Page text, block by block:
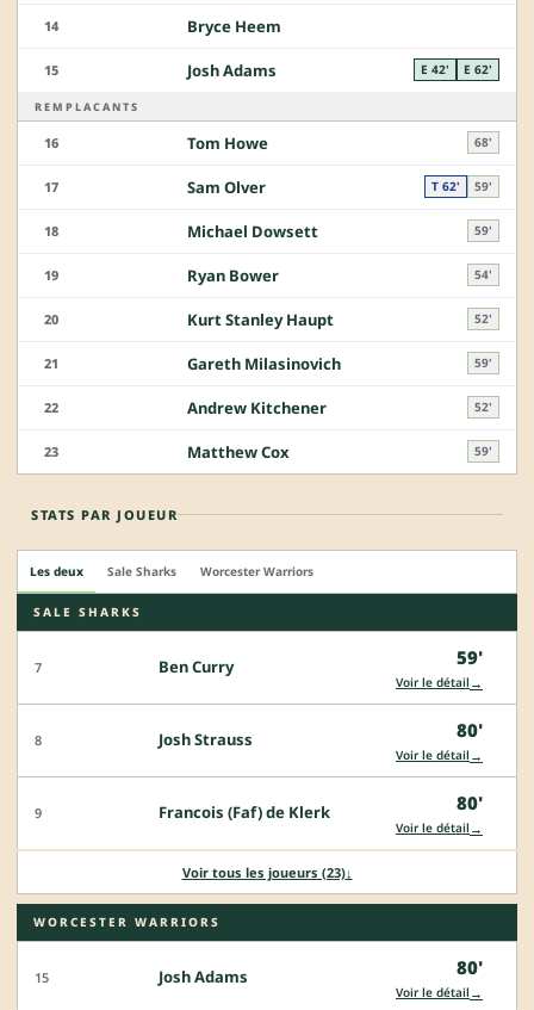
14 Bryce Heem
15 Josh Adams E 42' E 62'
REMPLACANTS
16 Tom Howe 68'
17 Sam Olver T 62' 59'
18 Michael Dowsett 59'
19 Ryan Bower 54'
20 Kurt Stanley Haupt 52'
21 Gareth Milasinovich 59'
22 Andrew Kitchener 52'
23 Matthew Cox 59'
STATS PAR JOUEUR
Les deux Sale Sharks Worcester Warriors
SALE SHARKS
7 Ben Curry 59'
Voir le détail →
8 Josh Strauss 80'
Voir le détail →
9 Francois (Faf) de Klerk 80'
Voir le détail →
Voir tous les joueurs (23)↓
WORCESTER WARRIORS
15 Josh Adams 80'
Voir le détail →